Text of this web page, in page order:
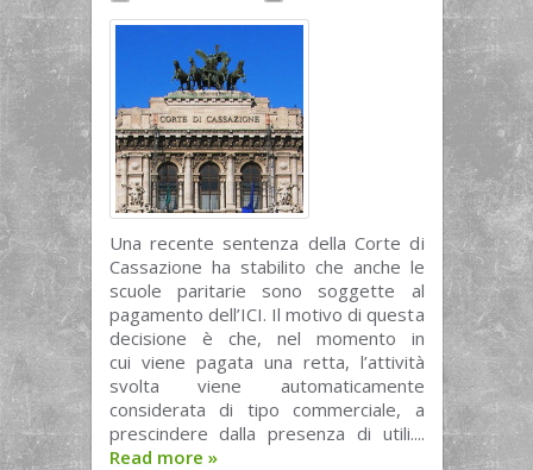
Una recente sentenza della Corte di
Cassazione ha stabilito che anche le
scuole paritarie sono soggette al
pagamento dell’ICI. Il motivo di questa
decisione è che, nel momento in
cui viene pagata una retta, l’attività
svolta viene automaticamente
considerata di tipo commerciale, a
prescindere dalla presenza di utili....
Read more »